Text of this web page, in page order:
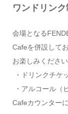
ワンドリンク
会場となる
Cafeを併設して
お楽しみください
・ドリンクチケ
・アルコール（
Cafeカウンター